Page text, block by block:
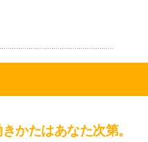
かたはあなた次第。